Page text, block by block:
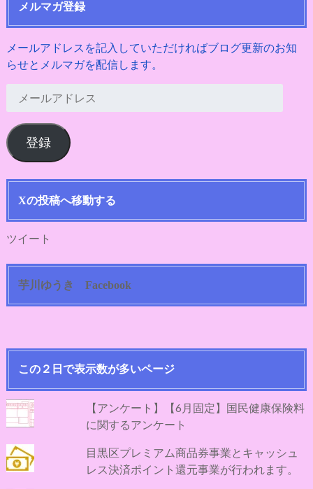
メルマガ登録
メールアドレスを記入していただければブログ更新のお知
らせとメルマガを配信します。
ー
ル
ア
ド
登録
Xの投稿へ移動する
ツイート
芋川ゆうき Facebook
この２日で表示数が多いページ
【アンケート】【6月固定】国民健康保険料
に関するアンケート
目黒区プレミアム商品券事業とキャッシュ
レス決済ポイント還元事業が行われます。